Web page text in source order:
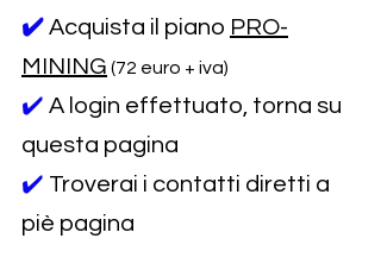
✔️ Acquista il piano PRO-
MINING (72 euro + iva)
✔️ A login effettuato, torna su
questa pagina
✔️ Troverai i contatti diretti a
piè pagina